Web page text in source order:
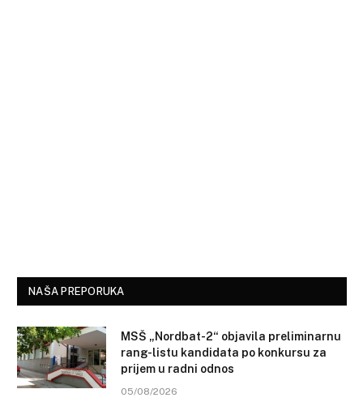
NAŠA PREPORUKA
MSŠ „Nordbat-2“ objavila preliminarnu
rang-listu kandidata po konkursu za
prijem u radni odnos
05/08/2026